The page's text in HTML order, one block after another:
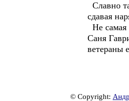
Славно
сдавая
Не самая
Саня
ветераны
© Copyright: